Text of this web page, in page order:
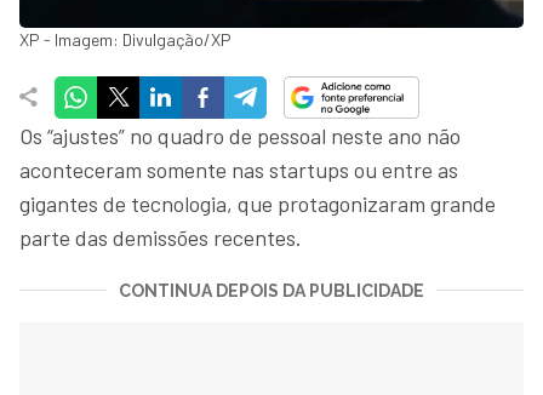
XP - Imagem: Divulgação/XP
Os “ajustes” no quadro de pessoal neste ano não
aconteceram somente nas startups ou entre as
gigantes de tecnologia, que protagonizaram grande
parte das demissões recentes.
CONTINUA DEPOIS DA PUBLICIDADE